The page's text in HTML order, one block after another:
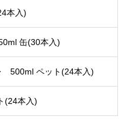
本入)
缶(30本入)
500ml ペット(24本入)
(24本入)